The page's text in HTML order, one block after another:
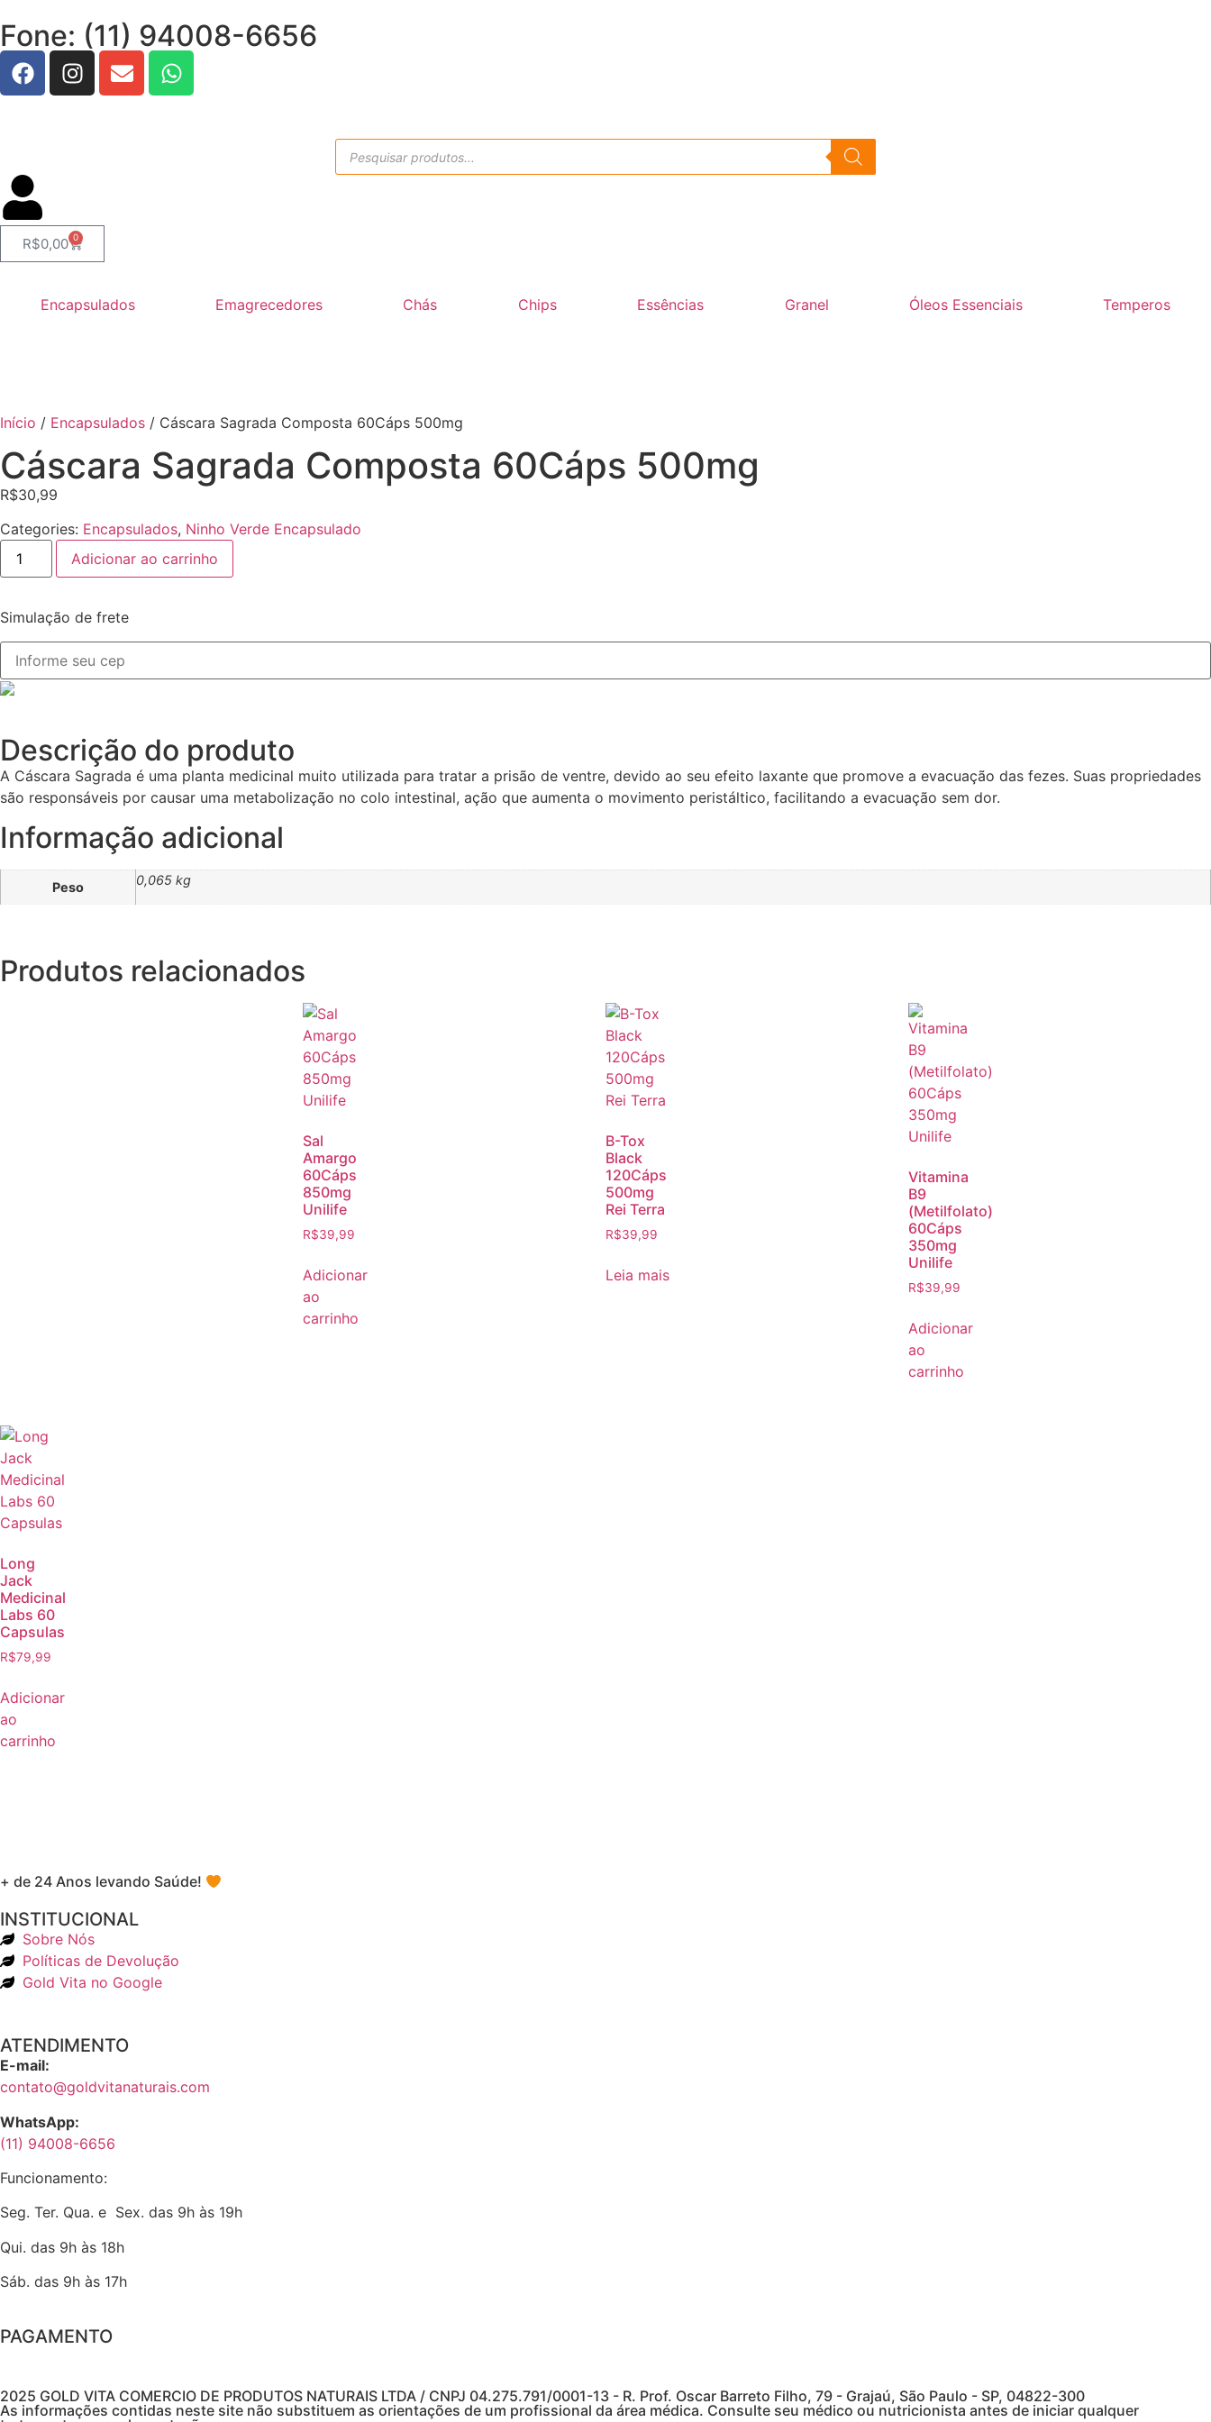
Fone: (11) 94008-6656
R$0,00 0
Encapsulados Emagrecedores Chás Chips Essências Granel Óleos Essenciais Temperos
Início / Encapsulados / Cáscara Sagrada Composta 60Cáps 500mg
Cáscara Sagrada Composta 60Cáps 500mg
R$30,99
Categories: Encapsulados, Ninho Verde Encapsulado
Adicionar ao carrinho
Simulação de frete
Descrição do produto
A Cáscara Sagrada é uma planta medicinal muito utilizada para tratar a prisão de ventre, devido ao seu efeito laxante que promove a evacuação das fezes. Suas propriedades
são responsáveis por causar uma metabolização no colo intestinal, ação que aumenta o movimento peristáltico, facilitando a evacuação sem dor.
Informação adicional
Peso 0,065 kg
Produtos relacionados
Sal
Amargo
60Cáps
850mg
Unilife
R$39,99
Adicionar
ao
carrinho
B-Tox
Black
120Cáps
500mg
Rei Terra
R$39,99
Leia mais
Vitamina
B9
(Metilfolato)
60Cáps
350mg
Unilife
R$39,99
Adicionar
ao
carrinho
Long
Jack
Medicinal
Labs 60
Capsulas
R$79,99
Adicionar
ao
carrinho
+ de 24 Anos levando Saúde!
INSTITUCIONAL
Sobre Nós
Políticas de Devolução
Gold Vita no Google
ATENDIMENTO
E-mail:
contato@goldvitanaturais.com
WhatsApp:
(11) 94008-6656
Funcionamento:
Seg. Ter. Qua. e Sex. das 9h às 19h
Qui. das 9h às 18h
Sáb. das 9h às 17h
PAGAMENTO
2025 GOLD VITA COMERCIO DE PRODUTOS NATURAIS LTDA / CNPJ 04.275.791/0001-13 - R. Prof. Oscar Barreto Filho, 79 - Grajaú, São Paulo - SP, 04822-300
As informações contidas neste site não substituem as orientações de um profissional da área médica. Consulte seu médico ou nutricionista antes de iniciar qualquer